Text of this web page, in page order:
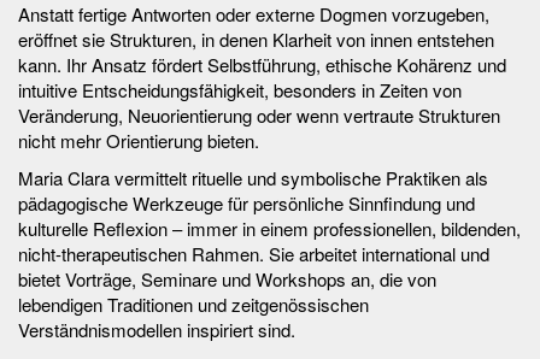
Anstatt fertige Antworten oder externe Dogmen vorzugeben,
eröffnet sie Strukturen, in denen Klarheit von innen entstehen
kann. Ihr Ansatz fördert Selbstführung, ethische Kohärenz und
intuitive Entscheidungsfähigkeit, besonders in Zeiten von
Veränderung, Neuorientierung oder wenn vertraute Strukturen
nicht mehr Orientierung bieten.
Maria Clara vermittelt rituelle und symbolische Praktiken als
pädagogische Werkzeuge für persönliche Sinnfindung und
kulturelle Reflexion – immer in einem professionellen, bildenden,
nicht-therapeutischen Rahmen. Sie arbeitet international und
bietet Vorträge, Seminare und Workshops an, die von
lebendigen Traditionen und zeitgenössischen
Verständnismodellen inspiriert sind.